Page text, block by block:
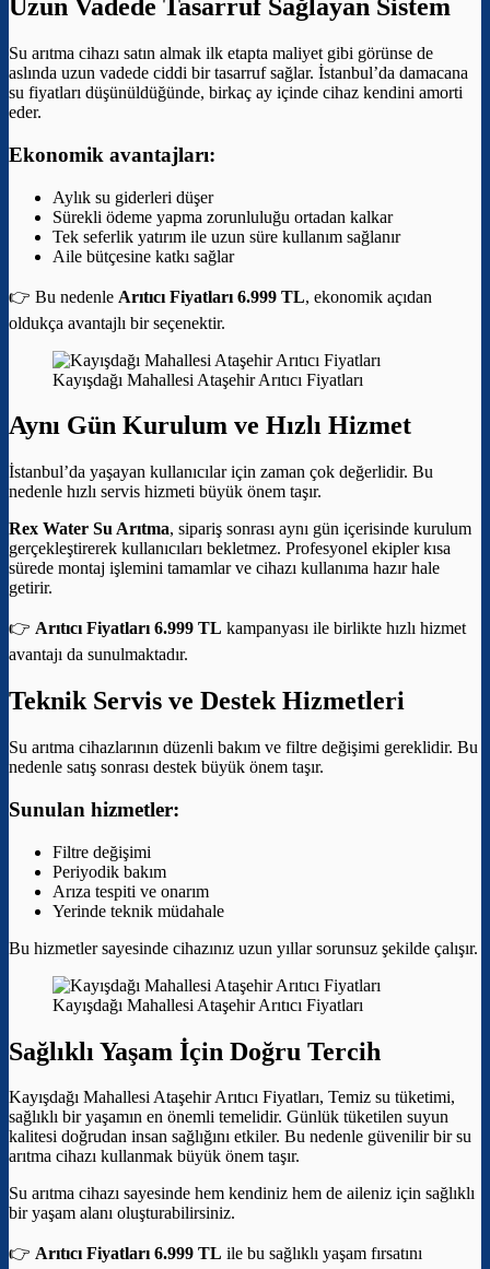
Uzun Vadede Tasarruf Sağlayan Sistem
Su arıtma cihazı satın almak ilk etapta maliyet gibi görünse de
aslında uzun vadede ciddi bir tasarruf sağlar. İstanbul’da damacana
su fiyatları düşünüldüğünde, birkaç ay içinde cihaz kendini amorti
eder.
Ekonomik avantajları:
Aylık su giderleri düşer
Sürekli ödeme yapma zorunluluğu ortadan kalkar
Tek seferlik yatırım ile uzun süre kullanım sağlanır
Aile bütçesine katkı sağlar
👉 Bu nedenle Arıtıcı Fiyatları 6.999 TL, ekonomik açıdan
oldukça avantajlı bir seçenektir.
Kayışdağı Mahallesi Ataşehir Arıtıcı Fiyatları
Aynı Gün Kurulum ve Hızlı Hizmet
İstanbul’da yaşayan kullanıcılar için zaman çok değerlidir. Bu
nedenle hızlı servis hizmeti büyük önem taşır.
Rex Water Su Arıtma, sipariş sonrası aynı gün içerisinde kurulum
gerçekleştirerek kullanıcıları bekletmez. Profesyonel ekipler kısa
sürede montaj işlemini tamamlar ve cihazı kullanıma hazır hale
getirir.
👉 Arıtıcı Fiyatları 6.999 TL kampanyası ile birlikte hızlı hizmet
avantajı da sunulmaktadır.
Teknik Servis ve Destek Hizmetleri
Su arıtma cihazlarının düzenli bakım ve filtre değişimi gereklidir. Bu
nedenle satış sonrası destek büyük önem taşır.
Sunulan hizmetler:
Filtre değişimi
Periyodik bakım
Arıza tespiti ve onarım
Yerinde teknik müdahale
Bu hizmetler sayesinde cihazınız uzun yıllar sorunsuz şekilde çalışır.
Kayışdağı Mahallesi Ataşehir Arıtıcı Fiyatları
Sağlıklı Yaşam İçin Doğru Tercih
Kayışdağı Mahallesi Ataşehir Arıtıcı Fiyatları, Temiz su tüketimi,
sağlıklı bir yaşamın en önemli temelidir. Günlük tüketilen suyun
kalitesi doğrudan insan sağlığını etkiler. Bu nedenle güvenilir bir su
arıtma cihazı kullanmak büyük önem taşır.
Su arıtma cihazı sayesinde hem kendiniz hem de aileniz için sağlıklı
bir yaşam alanı oluşturabilirsiniz.
👉 Arıtıcı Fiyatları 6.999 TL ile bu sağlıklı yaşam fırsatını